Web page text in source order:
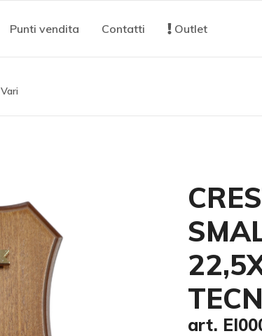
Punti vendita Contatti Outlet
Vari
art.